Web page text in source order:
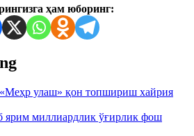
ҳам юборинг:
улаш» қон топшириш хайрия
ярим миллиардлик ўғирлик фош